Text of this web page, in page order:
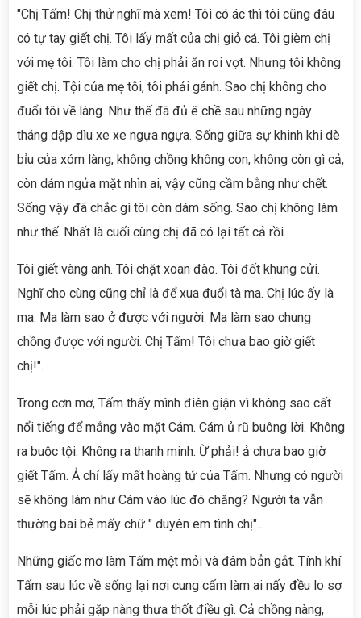
"Chị Tấm! Chị thử nghĩ mà xem! Tôi có ác thì tôi cũng đâu
có tự tay giết chị. Tôi lấy mất của chị giỏ cá. Tôi gièm chị
với mẹ tôi. Tôi làm cho chị phải ăn roi vọt. Nhưng tôi không
giết chị. Tội của mẹ tôi, tôi phải gánh. Sao chị không cho
đuổi tôi về làng. Như thế đã đủ ê chề sau những ngày
tháng dập dìu xe xe ngựa ngựa. Sống giữa sự khinh khi dè
bỉu của xóm làng, không chồng không con, không còn gì cả,
còn dám ngửa mặt nhìn ai, vậy cũng cầm bằng như chết.
Sống vậy đã chắc gì tôi còn dám sống. Sao chị không làm
như thế. Nhất là cuối cùng chị đã có lại tất cả rồi.
Tôi giết vàng anh. Tôi chặt xoan đào. Tôi đốt khung cửi.
Nghĩ cho cùng cũng chỉ là để xua đuổi tà ma. Chị lúc ấy là
ma. Ma làm sao ở được với người. Ma làm sao chung
chồng được với người. Chị Tấm! Tôi chưa bao giờ giết
chị!".
Trong cơn mơ, Tấm thấy mình điên giận vì không sao cất
nổi tiếng để mắng vào mặt Cám. Cám ủ rũ buông lời. Không
ra buộc tội. Không ra thanh minh. Ừ phải! ả chưa bao giờ
giết Tấm. Ả chỉ lấy mất hoàng tử của Tấm. Nhưng có người
sẽ không làm như Cám vào lúc đó chăng? Người ta vẫn
thường bai bẻ mấy chữ " duyên em tình chị"...
Những giấc mơ làm Tấm mệt mỏi và đâm bẳn gắt. Tính khí
Tấm sau lúc về sống lại nơi cung cấm làm ai nấy đều lo sợ
mỗi lúc phải gặp nàng thưa thốt điều gì. Cả chồng nàng,